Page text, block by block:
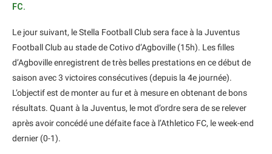
FC.
Le jour suivant, le Stella Football Club sera face à la Juventus
Football Club au stade de Cotivo d’Agboville (15h). Les filles
d’Agboville enregistrent de très belles prestations en ce début de
saison avec 3 victoires consécutives (depuis la 4e journée).
L’objectif est de monter au fur et à mesure en obtenant de bons
résultats. Quant à la Juventus, le mot d’ordre sera de se relever
après avoir concédé une défaite face à l’Athletico FC, le week-end
dernier (0-1).